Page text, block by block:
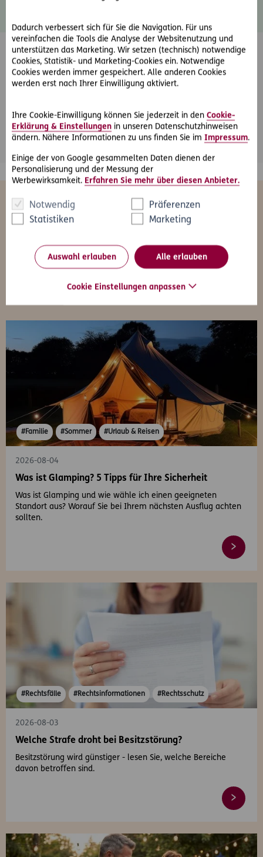
Dadurch verbessert sich für Sie die Navigation. Für uns
vereinfachen die Tools die Analyse der Websitenutzung und
unterstützen das Marketing. Wir setzen (technisch) notwendige
Cookies, Statistik- und Marketing-Cookies ein. Notwendige
Cookies werden immer gespeichert. Alle anderen Cookies
werden erst nach Ihrer Einwilligung aktiviert.
Ihre Cookie-Einwilligung können Sie jederzeit in den Cookie-
Erklärung & Einstellungen in unseren Datenschutzhinweisen
ändern. Nähere Informationen zu uns finden Sie im Impressum.
Einige der von Google gesammelten Daten dienen der
Personalisierung und der Messung der
Werbewirksamkeit. Erfahren Sie mehr über diesen Anbieter.
Notwendig
Präferenzen
Statistiken
Marketing
Auswahl erlauben Alle erlauben
Cookie Einstellungen anpassen
Pflichtfeld Abschicken
Das könnte Sie auch interessieren
Alle Freizeit Gesundheit
#Familie #Sommer #Urlaub & Reisen
2026-08-04
Was ist Glamping? 5 Tipps für Ihre Sicherheit
Was ist Glamping und wie wähle ich einen geeigneten
Standort aus? Worauf Sie bei Ihrem nächsten Ausflug achten
sollten.
#Rechtsfälle #Rechtsinformationen #Rechtsschutz
2026-08-03
Welche Strafe droht bei Besitzstörung?
Besitzstörung wird günstiger - lesen Sie, welche Bereiche
davon betroffen sind.